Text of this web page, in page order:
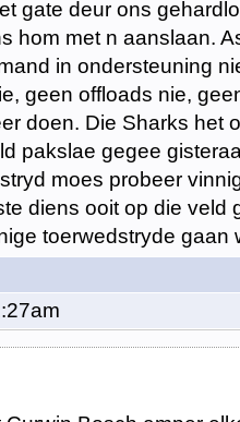
gate deur ons
hom met n aanslaan.
in ondersteuning
geen offloads nie,
doen. Die Sharks het
pakslae gegee
moes probeer
diens ooit op die veld
toerwedstryde gaan